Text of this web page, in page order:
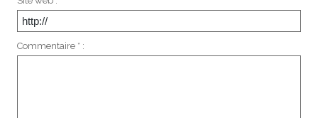
Commentaire * :